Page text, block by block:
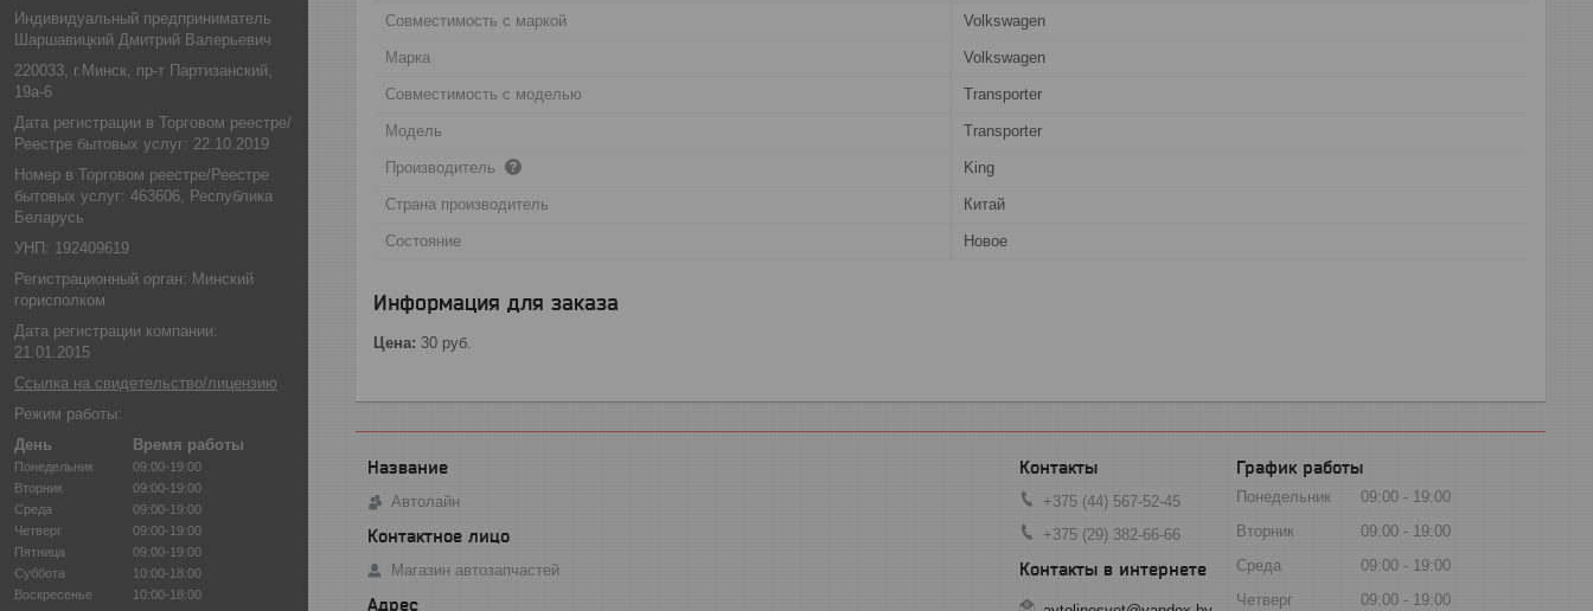
Индивидуальный предприниматель
Шаршавицкий Дмитрий Валерьевич
220033, г.Минск, пр-т Партизанский,
19а-6
Дата регистрации в Торговом реестре/
Реестре бытовых услуг: 22.10.2019
Номер в Торговом реестре/Реестре
бытовых услуг: 463606, Республика
Беларусь
УНП: 192409619
Регистрационный орган: Минский
горисполком
Дата регистрации компании:
21.01.2015
Ссылка на свидетельство/лицензию
Режим работы:
День
Время работы
Понедельник
09:00-19:00
Вторник
09:00-19:00
Среда
09:00-19:00
Четверг
09:00-19:00
Пятница
09:00-19:00
Суббота
10:00-18:00
Воскресенье
10:00-18:00
Совместимость с маркой Volkswagen
Марка Volkswagen
Совместимость с моделью Transporter
Модель Transporter
Производитель King
Страна производитель Китай
Состояние Новое
Информация для заказа
Цена: 30 руб.
Автолайн
Магазин автозапчастей
+375 (44) 567-52-45
+375 (29) 382-66-66
График работы
Понедельник 09:00
19:00
Вторник
09:00
19:00
Среда
09:00
19:00
Четверг
09:00 19:00